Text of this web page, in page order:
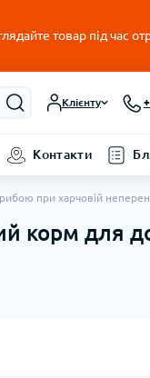
товар під час
Клієнту
Контакти
при харчовій
корм для